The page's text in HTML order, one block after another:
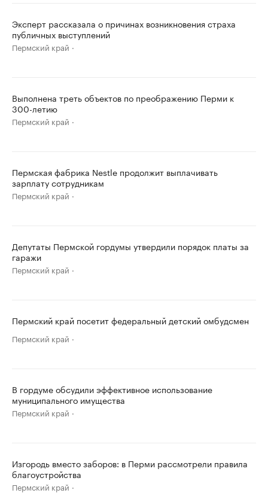
Эксперт рассказала о причинах возникновения страха
публичных выступлений
Пермский край
Выполнена треть объектов по преображению Перми к
300-летию
Пермский край
Пермская фабрика Nestle продолжит выплачивать
зарплату сотрудникам
Пермский край
Депутаты Пермской гордумы утвердили порядок платы за
гаражи
Пермский край
Пермский край посетит федеральный детский омбудсмен
Пермский край
В гордуме обсудили эффективное использование
муниципального имущества
Пермский край
Изгородь вместо заборов: в Перми рассмотрели правила
благоустройства
Пермский край